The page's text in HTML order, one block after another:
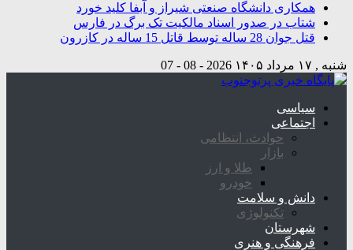
همکاری دانشگاه صنعتی شیراز و آبفا کلید خورد
شتاب در صدور اسناد مالکیت تک برگ در فارس
قتل جوان 28 ساله توسط قاتل 15 ساله در کازرون
شنبه , ۱۷ مرداد ۱۴۰۵ 2026 - 08 - 07
سیاسی
اجتماعی
حوادث، انتظامی
بازار
طلا و ارز
خودرو
دانش و سلامت
تکنولوژی
شهرستان
فرهنگی و هنری